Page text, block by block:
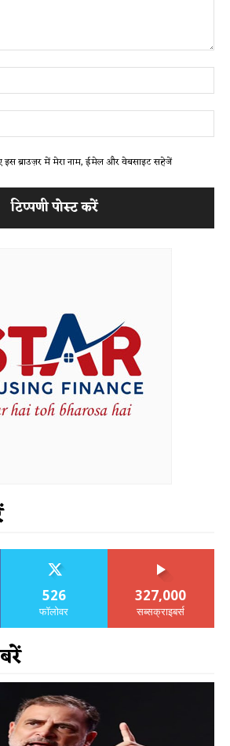
इस ब्राउज़र में मेरा नाम, ईमेल और वेबसाइट सहेजें
526
फॉलोवर
327,000
सब्सक्राइबर्स